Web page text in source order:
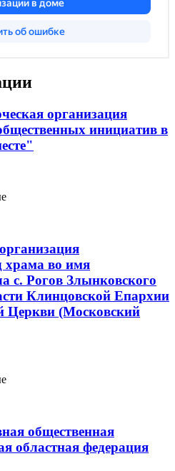
организация
инициатив в
храма во имя
с. Рогов Злынковского
Клинцовской Епархии
Церкви (Московский
общественная
областная федерация